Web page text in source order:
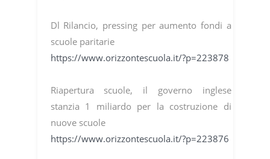
Dl Rilancio, pressing per aumento fondi a
scuole paritarie
https://www.orizzontescuola.it/?p=223878
Riapertura scuole, il governo inglese
stanzia 1 miliardo per la costruzione di
nuove scuole
https://www.orizzontescuola.it/?p=223876